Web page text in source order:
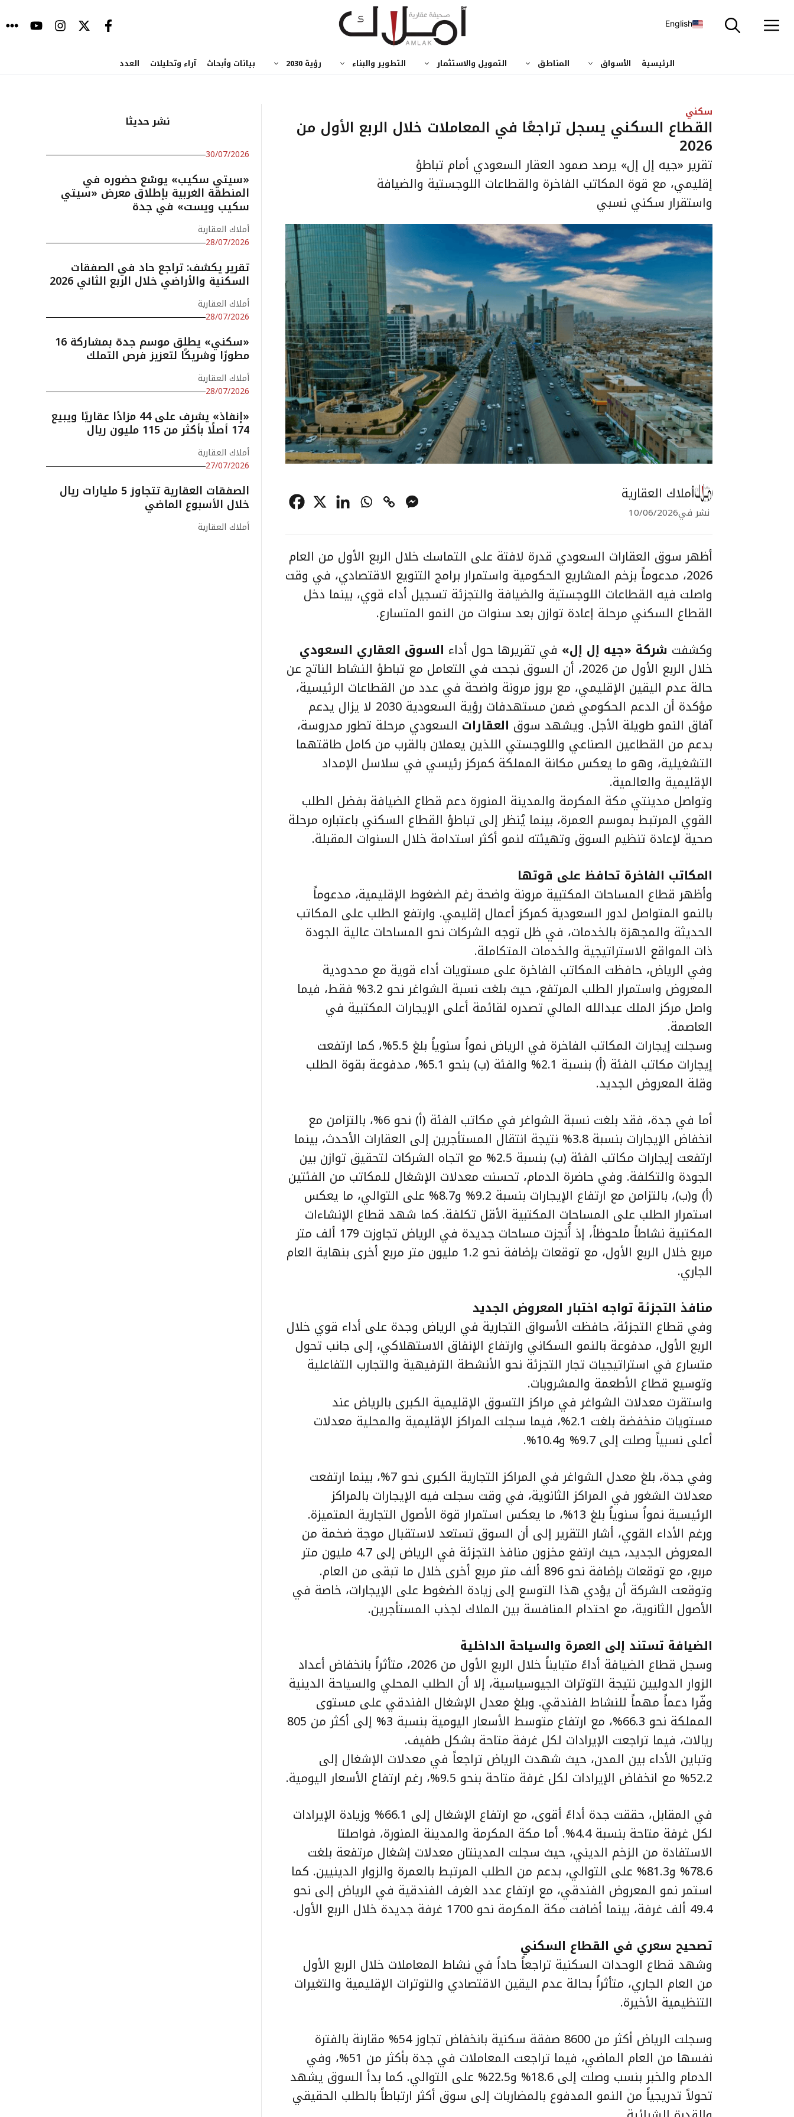
إلى
English
الرئيسية الأسواق المناطق التمويل والاستثمار التطوير والبناء رؤية 2030 بيانات وأبحاث آراء وتحليلات العدد
سكني
القطاع السكني يسجل تراجعًا في المعاملات خلال الربع الأول من
2026
تقرير «جيه إل إل» يرصد صمود العقار السعودي أمام تباطؤ
إقليمي، مع قوة المكاتب الفاخرة والقطاعات اللوجستية والضيافة
واستقرار سكني نسبي
أملاك العقارية
نشر في10/06/2026
أظهر سوق العقارات السعودي قدرة لافتة على التماسك خلال الربع الأول من العام
2026، مدعوماً بزخم المشاريع الحكومية واستمرار برامج التنويع الاقتصادي، في وقت
واصلت فيه القطاعات اللوجستية والضيافة والتجزئة تسجيل أداء قوي، بينما دخل
القطاع السكني مرحلة إعادة توازن بعد سنوات من النمو المتسارع.
وكشفت شركة «جيه إل إل» في تقريرها حول أداء السوق العقاري السعودي
خلال الربع الأول من 2026، أن السوق نجحت في التعامل مع تباطؤ النشاط الناتج عن
حالة عدم اليقين الإقليمي، مع بروز مرونة واضحة في عدد من القطاعات الرئيسية،
مؤكدة أن الدعم الحكومي ضمن مستهدفات رؤية السعودية 2030 لا يزال يدعم
آفاق النمو طويلة الأجل. ويشهد سوق العقارات السعودي مرحلة تطور مدروسة،
بدعم من القطاعين الصناعي واللوجستي اللذين يعملان بالقرب من كامل طاقتهما
التشغيلية، وهو ما يعكس مكانة المملكة كمركز رئيسي في سلاسل الإمداد
الإقليمية والعالمية.
وتواصل مدينتي مكة المكرمة والمدينة المنورة دعم قطاع الضيافة بفضل الطلب
القوي المرتبط بموسم العمرة، بينما يُنظر إلى تباطؤ القطاع السكني باعتباره مرحلة
صحية لإعادة تنظيم السوق وتهيئته لنمو أكثر استدامة خلال السنوات المقبلة.
المكاتب الفاخرة تحافظ على قوتها
وأظهر قطاع المساحات المكتبية مرونة واضحة رغم الضغوط الإقليمية، مدعوماً
بالنمو المتواصل لدور السعودية كمركز أعمال إقليمي. وارتفع الطلب على المكاتب
الحديثة والمجهزة بالخدمات، في ظل توجه الشركات نحو المساحات عالية الجودة
ذات المواقع الاستراتيجية والخدمات المتكاملة.
وفي الرياض، حافظت المكاتب الفاخرة على مستويات أداء قوية مع محدودية
المعروض واستمرار الطلب المرتفع، حيث بلغت نسبة الشواغر نحو 3.2% فقط، فيما
واصل مركز الملك عبدالله المالي تصدره لقائمة أعلى الإيجارات المكتبية في
العاصمة.
وسجلت إيجارات المكاتب الفاخرة في الرياض نمواً سنوياً بلغ 5.5%، كما ارتفعت
إيجارات مكاتب الفئة (أ) بنسبة 2.1% والفئة (ب) بنحو 5.1%، مدفوعة بقوة الطلب
وقلة المعروض الجديد.
أما في جدة، فقد بلغت نسبة الشواغر في مكاتب الفئة (أ) نحو 6%، بالتزامن مع
انخفاض الإيجارات بنسبة 3.8% نتيجة انتقال المستأجرين إلى العقارات الأحدث، بينما
ارتفعت إيجارات مكاتب الفئة (ب) بنسبة 2.5% مع اتجاه الشركات لتحقيق توازن بين
الجودة والتكلفة. وفي حاضرة الدمام، تحسنت معدلات الإشغال للمكاتب من الفئتين
(أ) و(ب)، بالتزامن مع ارتفاع الإيجارات بنسبة 9.2% و8.7% على التوالي، ما يعكس
استمرار الطلب على المساحات المكتبية الأقل تكلفة. كما شهد قطاع الإنشاءات
المكتبية نشاطاً ملحوظاً، إذ أُنجزت مساحات جديدة في الرياض تجاوزت 179 ألف متر
مربع خلال الربع الأول، مع توقعات بإضافة نحو 1.2 مليون متر مربع أخرى بنهاية العام
الجاري.
منافذ التجزئة تواجه اختبار المعروض الجديد
وفي قطاع التجزئة، حافظت الأسواق التجارية في الرياض وجدة على أداء قوي خلال
الربع الأول، مدفوعة بالنمو السكاني وارتفاع الإنفاق الاستهلاكي، إلى جانب تحول
متسارع في استراتيجيات تجار التجزئة نحو الأنشطة الترفيهية والتجارب التفاعلية
وتوسيع قطاع الأطعمة والمشروبات.
واستقرت معدلات الشواغر في مراكز التسوق الإقليمية الكبرى بالرياض عند
مستويات منخفضة بلغت 2.1%، فيما سجلت المراكز الإقليمية والمحلية معدلات
أعلى نسبياً وصلت إلى 9.7% و10.4%.
وفي جدة، بلغ معدل الشواغر في المراكز التجارية الكبرى نحو 7%، بينما ارتفعت
معدلات الشغور في المراكز الثانوية، في وقت سجلت فيه الإيجارات بالمراكز
الرئيسية نمواً سنوياً بلغ 13%، ما يعكس استمرار قوة الأصول التجارية المتميزة.
ورغم الأداء القوي، أشار التقرير إلى أن السوق تستعد لاستقبال موجة ضخمة من
المعروض الجديد، حيث ارتفع مخزون منافذ التجزئة في الرياض إلى 4.7 مليون متر
مربع، مع توقعات بإضافة نحو 896 ألف متر مربع أخرى خلال ما تبقى من العام.
وتوقعت الشركة أن يؤدي هذا التوسع إلى زيادة الضغوط على الإيجارات، خاصة في
الأصول الثانوية، مع احتدام المنافسة بين الملاك لجذب المستأجرين.
الضيافة تستند إلى العمرة والسياحة الداخلية
وسجل قطاع الضيافة أداءً متبايناً خلال الربع الأول من 2026، متأثراً بانخفاض أعداد
الزوار الدوليين نتيجة التوترات الجيوسياسية، إلا أن الطلب المحلي والسياحة الدينية
وفّرا دعماً مهماً للنشاط الفندقي. وبلغ معدل الإشغال الفندقي على مستوى
المملكة نحو 66.3%، مع ارتفاع متوسط الأسعار اليومية بنسبة 3% إلى أكثر من 805
ريالات، فيما تراجعت الإيرادات لكل غرفة متاحة بشكل طفيف.
وتباين الأداء بين المدن، حيث شهدت الرياض تراجعاً في معدلات الإشغال إلى
52.2% مع انخفاض الإيرادات لكل غرفة متاحة بنحو 9.5%، رغم ارتفاع الأسعار اليومية.
في المقابل، حققت جدة أداءً أقوى، مع ارتفاع الإشغال إلى 66.1% وزيادة الإيرادات
لكل غرفة متاحة بنسبة 4.4%. أما مكة المكرمة والمدينة المنورة، فواصلتا
الاستفادة من الزخم الديني، حيث سجلت المدينتان معدلات إشغال مرتفعة بلغت
78.6% و81.3% على التوالي، بدعم من الطلب المرتبط بالعمرة والزوار الدينيين. كما
استمر نمو المعروض الفندقي، مع ارتفاع عدد الغرف الفندقية في الرياض إلى نحو
49.4 ألف غرفة، بينما أضافت مكة المكرمة نحو 1700 غرفة جديدة خلال الربع الأول.
تصحيح سعري في القطاع السكني
وشهد قطاع الوحدات السكنية تراجعاً حاداً في نشاط المعاملات خلال الربع الأول
من العام الجاري، متأثراً بحالة عدم اليقين الاقتصادي والتوترات الإقليمية والتغيرات
التنظيمية الأخيرة.
وسجلت الرياض أكثر من 8600 صفقة سكنية بانخفاض تجاوز 54% مقارنة بالفترة
نفسها من العام الماضي، فيما تراجعت المعاملات في جدة بأكثر من 51%، وفي
الدمام والخبر بنسب وصلت إلى 18.6% و22.5% على التوالي. كما بدأ السوق يشهد
تحولاً تدريجياً من النمو المدفوع بالمضاربات إلى سوق أكثر ارتباطاً بالطلب الحقيقي
نشر حديثا
30/07/2026
«سيتي سكيب» يوسّع حضوره في
المنطقة الغربية بإطلاق معرض «سيتي
سكيب ويست» في جدة
أملاك العقارية
28/07/2026
تقرير يكشف: تراجع حاد في الصفقات
السكنية والأراضي خلال الربع الثاني 2026
أملاك العقارية
28/07/2026
«سكني» يطلق موسم جدة بمشاركة 16
مطورًا وشريكًا لتعزيز فرص التملك
أملاك العقارية
28/07/2026
«إنفاذ» يشرف على 44 مزادًا عقاريًا ويبيع
174 أصلًا بأكثر من 115 مليون ريال
أملاك العقارية
27/07/2026
الصفقات العقارية تتجاوز 5 مليارات ريال
خلال الأسبوع الماضي
أملاك العقارية